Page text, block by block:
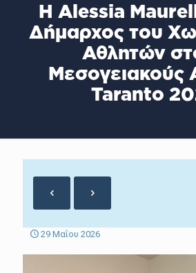
H Alessia
Δήμαρχος του
Αθλητών
Μεσογειακούς
Taranto
29 Μαΐου 2026